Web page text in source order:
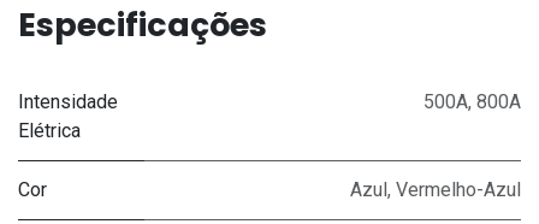
Especificações
Intensidade
Elétrica
500A, 800A
Cor Azul, Vermelho-Azul